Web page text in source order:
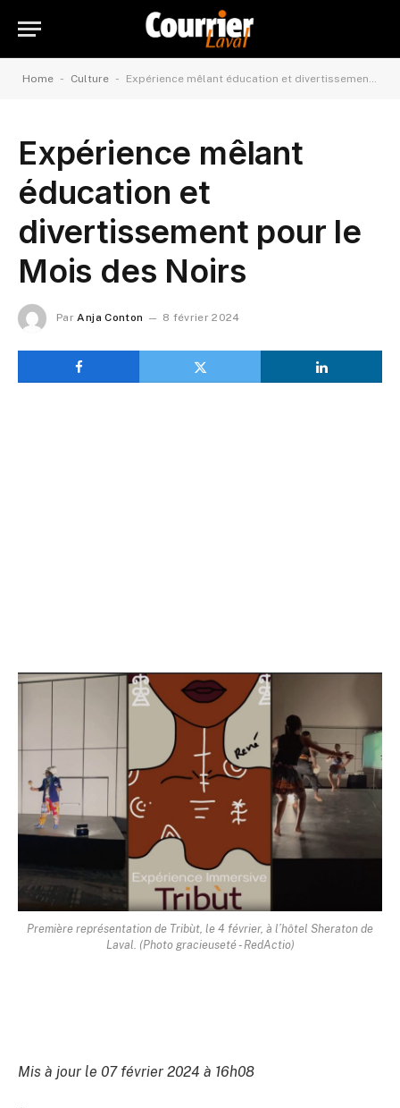
Home - Culture - Expérience mêlant éducation et divertissement pour le Mois des Noirs
Expérience mêlant
éducation et
divertissement pour le
Mois des Noirs
Par Anja Conton 8 février 2024
Première représentation de Tribùt, le 4 février, à l’hôtel Sheraton de
Laval. (Photo gracieuseté - RedActio)
Mis à jour le 07 février 2024 à 16h08